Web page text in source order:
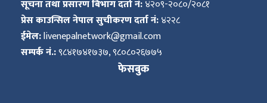
सूचना तथा प्रसारण बिभाग दर्ता नं:४२०९-२०८०/२०८१
प्रेस काउन्सिल नेपाल सुचीकरण दर्ता नं:४२२८
ईमेल:livenepalnetwork@gmail.com
सम्पर्क नं.:९८४१७४१७३७, ९८०८०२६७७५
फेसबुक